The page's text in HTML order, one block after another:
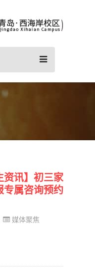
资讯】初三家
专属咨询预约
媒体聚焦